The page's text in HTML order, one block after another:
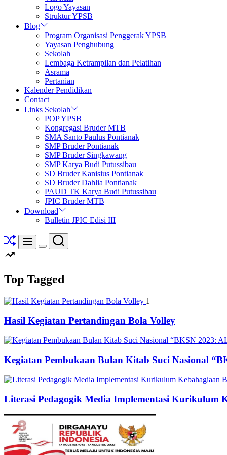
Logo Yayasan
Struktur YPSB
Blog
Program Organisasi Penggerak YPSB
Yayasan Penghubung
Sekolah
Lembaga Ketrampilan dan Pelatihan
Asrama
Pertanian
Kalender Pendidikan
Contact
Links Sekolah
POP YPSB
Kongregasi Bruder MTB
SMA Santo Paulus Pontianak
SMP Bruder Pontianak
SMP Bruder Singkawang
SMP Karya Budi Putussibau
SD Bruder Kanisius Pontianak
SD Bruder Dahlia Pontianak
PAUD TK Karya Budi Putussibau
JPIC Bruder MTB
Download
Bulletin JPIC Edisi III
ShuffleMenu
Switch
Search
Top Tagged
1
Hasil Kegiatan Pertandingan Bola Volley
Kegiatan Pembukaan Bulan Kitab Suci Nasional
Literasi Pedagogik Media Implementasi Kurikulum